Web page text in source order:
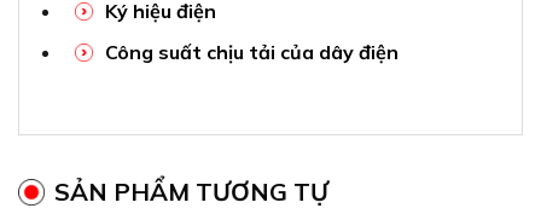
Ký hiệu điện
Công suất chịu tải của dây điện
SẢN PHẨM TƯƠNG TỰ